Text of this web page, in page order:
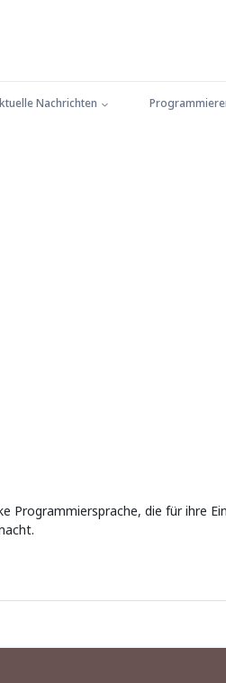
Nachrichten
Programmiersprache, die für ihre